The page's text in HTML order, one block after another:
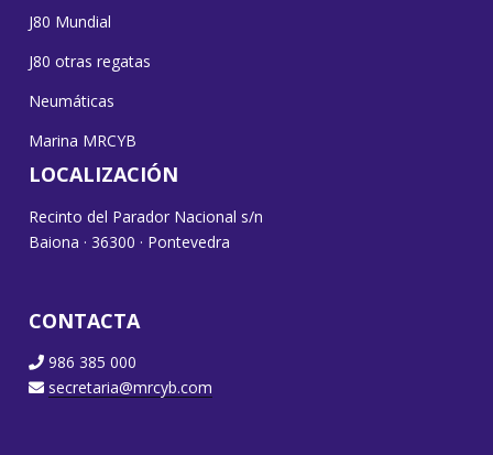
J80 Mundial
J80 otras regatas
Neumáticas
Marina MRCYB
LOCALIZACIÓN
Recinto del Parador Nacional s/n
Baiona · 36300 · Pontevedra
CONTACTA
986 385 000
secretaria@mrcyb.com